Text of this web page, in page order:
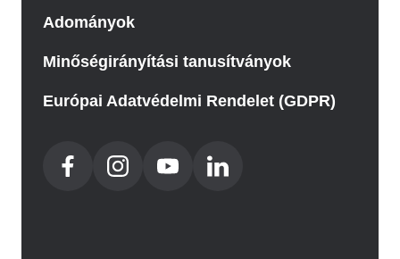
Adományok
Minőségirányítási tanusítványok
Európai Adatvédelmi Rendelet (GDPR)